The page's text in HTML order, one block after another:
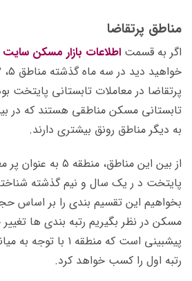
مناطق پرتقاضا
اگر به قسمت اطلاعات بازار مسکن سایت
پرتقاضا در معاملات تابستانی پایتخت
تابستانی مسکن مناطقی هستند که در
به دیگر مناطق رونق بیشتری دارند.
از بین این مناطق،
پایتخت د ر یک سال و نیم گذشته
بخواهیم این تقسیم بندی را بر اساس
مسکن در نظر بگیریم رتبه بندی ها
پیشبینی است که منطقه
رتبه اول را کسب خواهد کرد.